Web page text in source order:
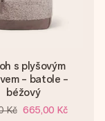
s plyšovým
- batole -
béžový
Kč 665,00 Kč